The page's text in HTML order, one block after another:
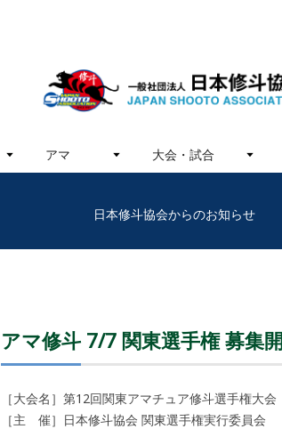
アマ 大会・試合
日本修斗協会からのお知らせ
アマ修斗 7/7 関東選手権 募集
［大会名］第12回関東アマチュア修斗選手権大会
［主 催］日本修斗協会 関東選手権実行委員会